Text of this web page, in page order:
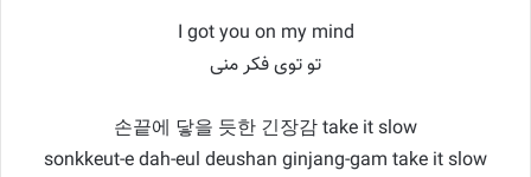
I got you on my mind
تو توی فکر منی
손끝에 닿을 듯한 긴장감 take it slow
sonkkeut-e dah-eul deushan ginjang-gam take it slow